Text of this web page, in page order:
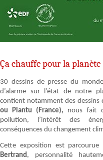
Ça chauffe pour la planète
30 dessins de presse du
d’alarme sur l’état de notre
contient notamment des dessins
ou Plantu (France), nous fait
pollution, l’intérêt des
conséquences du changement
Cette exposition est parcourue
Bertrand , personnalité